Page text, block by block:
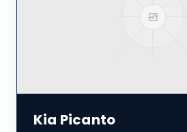
Kia Picanto